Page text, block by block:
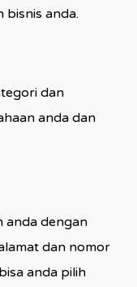
bisnis anda.
dan
anda dan
anda dengan
dan nomor
anda pilih